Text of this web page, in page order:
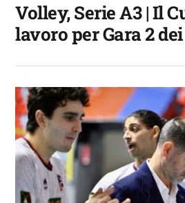
Volley, Serie A3 | Il
lavoro per Gara 2